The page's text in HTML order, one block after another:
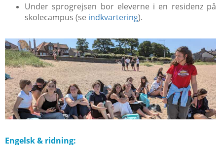
Under sprogrejsen bor eleverne i en residenz på
skolecampus (se indkvartering).
Engelsk & ridning: